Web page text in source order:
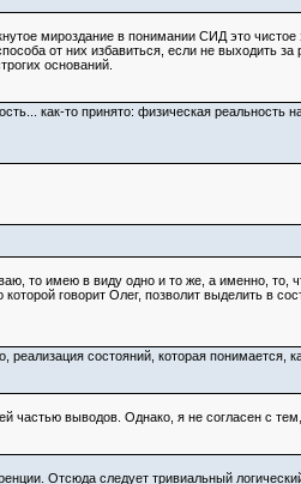
мироздание в понимании СИД это чистое
от них избавиться, если не выходить
оснований.
как-то принято: физическая реальность
то имею в виду одно и то же, а именно, то,
говорит Олег, позволит выделить в
состояний, которая понимается,
частью выводов. Однако, я не согласен с
Отсюда следует тривиальный